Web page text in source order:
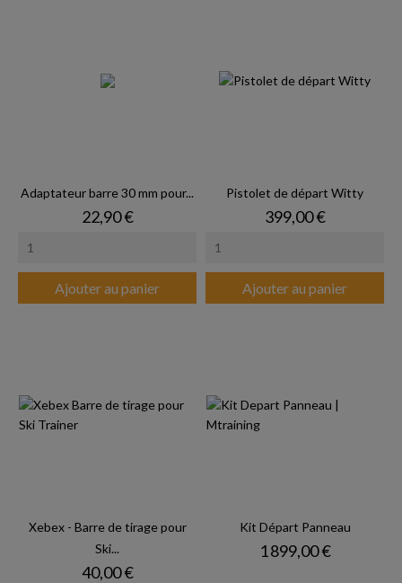
Adaptateur barre 30 mm pour...
Prix
22,90 €
Ajouter au panier
Pistolet de départ Witty
Prix
399,00 €
Ajouter au panier
Xebex - Barre de tirage pour
Ski...
Prix
40,00 €
Kit Départ Panneau
Prix
1 899,00 €